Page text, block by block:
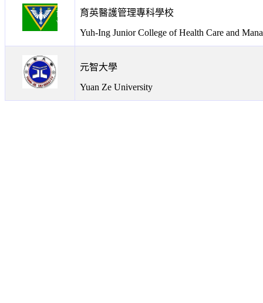
育英醫護管理專科學校
Yuh-Ing Junior College of Health Care and
元智大學
Yuan Ze University